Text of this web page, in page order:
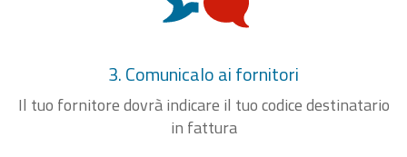
3. Comunicalo ai fornitori
Il tuo fornitore dovrà indicare il tuo codice destinatario
in fattura